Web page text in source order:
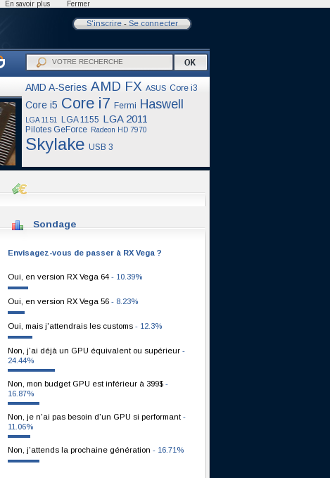
S'inscrire- Se connecter
AMD A-Series AMD FX ASUS Core i3
Core i5 Core i7 Fermi Haswell
LGA 1151 LGA 1155 LGA 2011
Pilotes GeForce Radeon HD 7970
Skylake USB 3
Sondage
Envisagez-vous de passer à RX Vega ?
Oui, en version RX Vega 64 - 10.39%
Oui, en version RX Vega 56 - 8.23%
Oui, mais j'attendrais les customs - 12.3%
Non, j'ai déjà un GPU équivalent ou supérieur -
24.44%
Non, mon budget GPU est inférieur à 399$ -
16.87%
Non, je n'ai pas besoin d'un GPU si performant -
11.06%
Non, j'attends la prochaine génération - 16.71%
En savoir plus Fermer